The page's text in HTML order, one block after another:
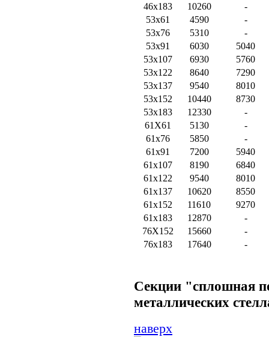
46х183
10260
-
53х61
4590
-
53х76
5310
-
53х91
6030
5040
53х107
6930
5760
53х122
8640
7290
53х137
9540
8010
53х152
10440
8730
53х183
12330
-
61Х61
5130
-
61х76
5850
-
61х91
7200
5940
61х107
8190
6840
61х122
9540
8010
61х137
10620
8550
61х152
11610
9270
61х183
12870
-
76Х152
15660
-
76х183
17640 -
Секции "сплошная
металлических
наверх